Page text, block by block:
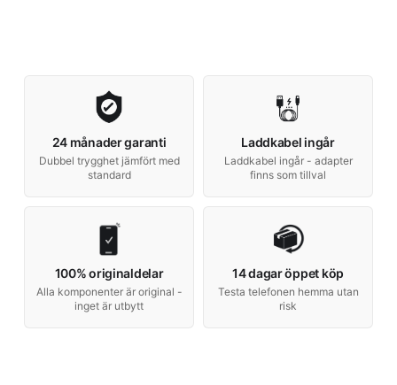
24 månader garanti
Dubbel trygghet jämfört med
standard
Laddkabel ingår
Laddkabel ingår - adapter
finns som tillval
100% originaldelar
Alla komponenter är original -
inget är utbytt
14 dagar öppet köp
Testa telefonen hemma utan
risk